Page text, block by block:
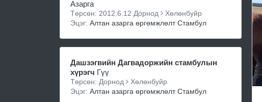
Азарга
Төрсөн: 2012.6.12 Дорнод
Хөлөнбуйр
Эцэг: Алтан азарга өргөмжлөлт Стамбул
Дашзэгвийн Дагвадоржийн стамбулын
хүрэгч Гүү
Төрсөн: Дорнод
Хөлөнбуйр
Эцэг: Алтан азарга өргөмжлөлт Стамбул